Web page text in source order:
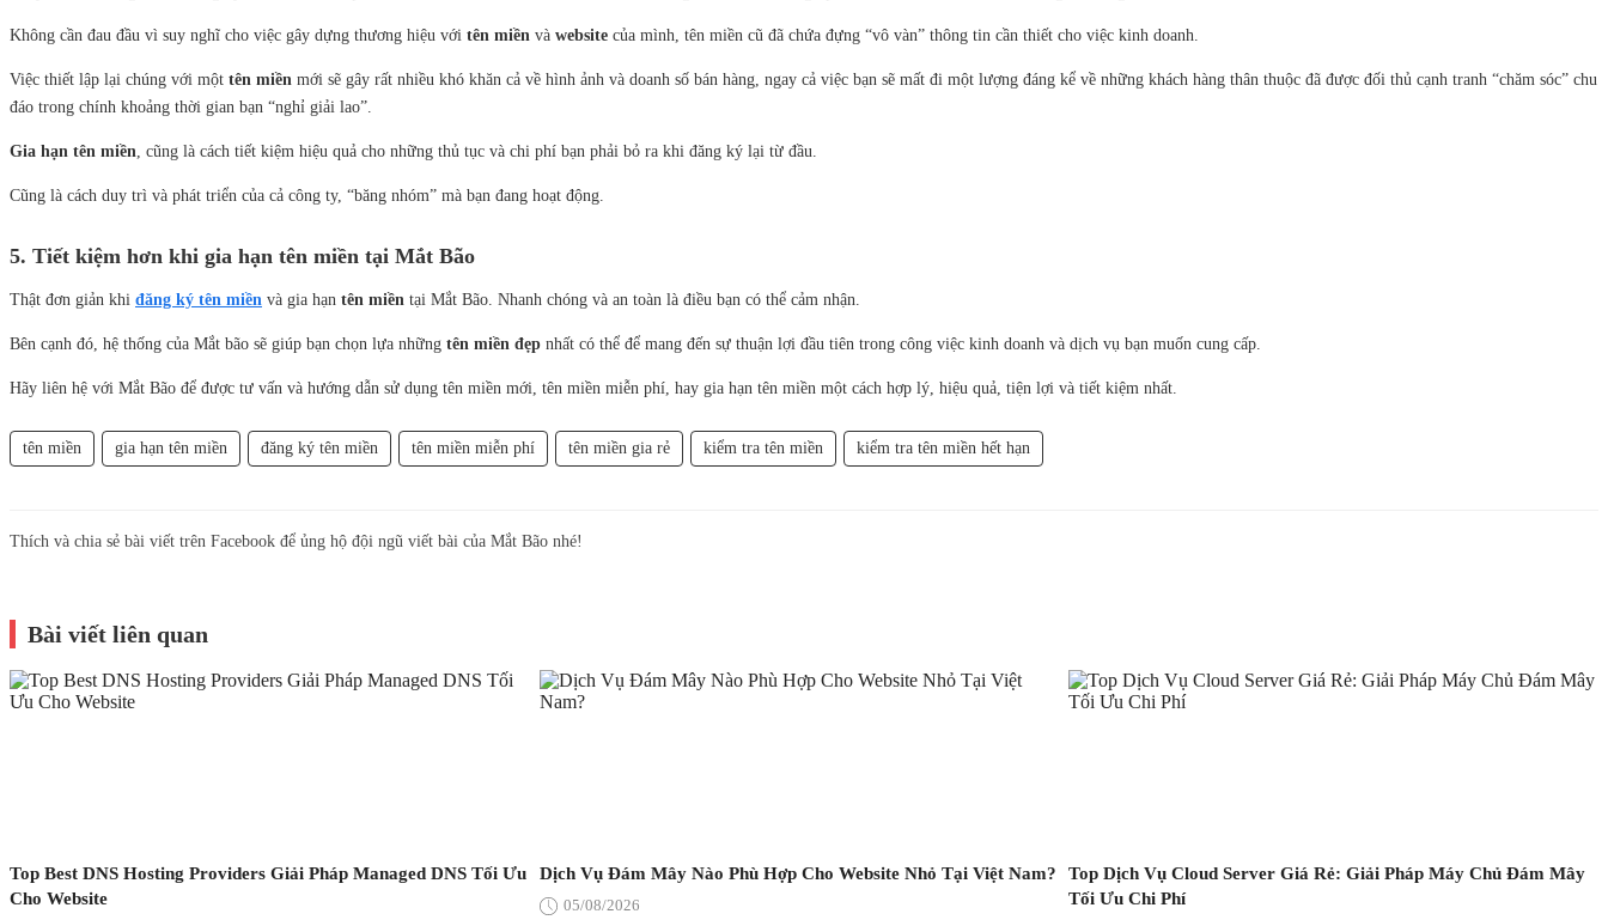
Không cần đau đầu vì suy nghĩ cho việc gây dựng thương hiệu với tên miền và website của mình, tên miền cũ đã chứa đựng “vô vàn” thông tin cần thiết cho việc kinh doanh.
Việc thiết lập lại chúng với một tên miền mới sẽ gây rất nhiều khó khăn cả về hình ảnh và doanh số bán hàng, ngay cả việc bạn sẽ mất đi một lượng đáng kể về những khách hàng thân thuộc đã được đối thủ cạnh tranh “chăm sóc” chu
đáo trong chính khoảng thời gian bạn “nghỉ giải lao”.
Gia hạn tên miền, cũng là cách tiết kiệm hiệu quả cho những thủ tục và chi phí bạn phải bỏ ra khi đăng ký lại từ đầu.
Cũng là cách duy trì và phát triển của cả công ty, “băng nhóm” mà bạn đang hoạt động.
5. Tiết kiệm hơn khi gia hạn tên miền tại Mắt Bão
Thật đơn giản khi đăng ký tên miền và gia hạn tên miền tại Mắt Bão. Nhanh chóng và an toàn là điều bạn có thể cảm nhận.
Bên cạnh đó, hệ thống của Mắt bão sẽ giúp bạn chọn lựa những tên miền đẹp nhất có thể để mang đến sự thuận lợi đầu tiên trong công việc kinh doanh và dịch vụ bạn muốn cung cấp.
Hãy liên hệ với Mắt Bão để được tư vấn và hướng dẫn sử dụng tên miền mới, tên miền miễn phí, hay gia hạn tên miền một cách hợp lý, hiệu quả, tiện lợi và tiết kiệm nhất.
tên miền gia hạn tên miền đăng ký tên miền tên miền miễn phí tên miền gia rẻ kiểm tra tên miền kiểm tra tên miền hết hạn
Thích và chia sẻ bài viết trên Facebook để ủng hộ đội ngũ viết bài của Mắt Bão nhé!
Bài viết liên quan
Top Best DNS Hosting Providers Giải Pháp Managed DNS Tối Ưu
Cho Website
Dịch Vụ Đám Mây Nào Phù Hợp Cho Website Nhỏ Tại Việt Nam?
05/08/2026
Top Dịch Vụ Cloud Server Giá Rẻ: Giải Pháp Máy Chủ Đám Mây
Tối Ưu Chi Phí